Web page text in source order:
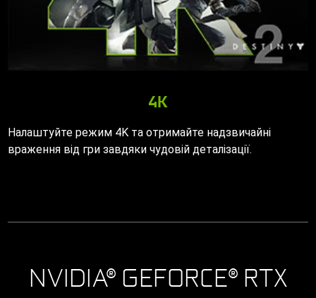
4K
Налаштуйте режим 4K та отримайте надзвичайні
враження від гри завдяки чудовій деталізації.
NVIDIA® GEFORCE® RTX